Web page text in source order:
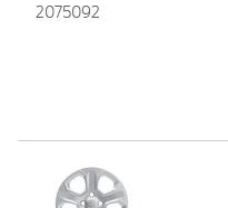
2075092